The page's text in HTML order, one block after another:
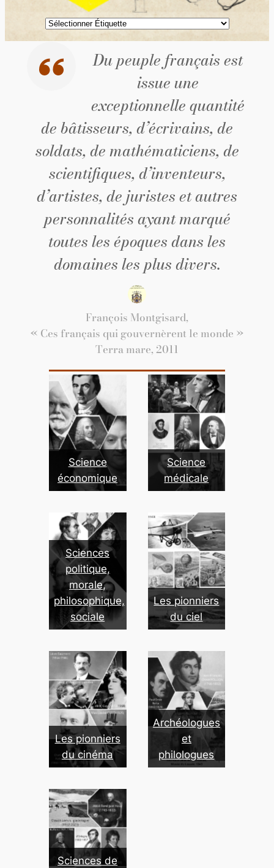
Étiquettes
Du peuple français est
issue une
exceptionnelle quantité
de bâtisseurs, d’écrivains, de
soldats, de mathématiciens, de
scientifiques, d’inventeurs,
d’artistes, de juristes et autres
personnalités ayant marqué
toutes les époques dans les
domaines les plus divers.
François Montgisard,
« Ces français qui gouvernèrent le monde »
Terra mare, 2011
Science
économique
Science
médicale
Sciences
politique,
morale,
philosophique,
sociale
Les pionniers
du ciel
Les pionniers
du cinéma
Archéologues
et
philologues
Sciences de